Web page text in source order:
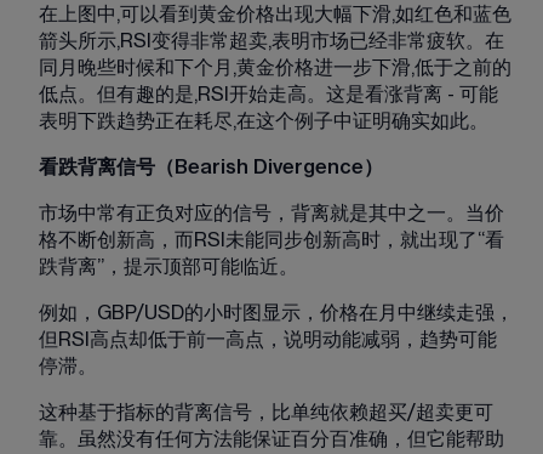
在上图中,可以看到黄金价格出现大幅下滑,如红色和蓝色
箭头所示,RSI变得非常超卖,表明市场已经非常疲软。在
同月晚些时候和下个月,黄金价格进一步下滑,低于之前的
低点。但有趣的是,RSI开始走高。这是看涨背离 - 可能
表明下跌趋势正在耗尽,在这个例子中证明确实如此。
看跌背离信号（Bearish Divergence）
市场中常有正负对应的信号，背离就是其中之一。当价
格不断创新高，而RSI未能同步创新高时，就出现了“看
跌背离”，提示顶部可能临近。
例如，GBP/USD的小时图显示，价格在月中继续走强，
但RSI高点却低于前一高点，说明动能减弱，趋势可能
停滞。
这种基于指标的背离信号，比单纯依赖超买/超卖更可
靠。虽然没有任何方法能保证百分百准确，但它能帮助